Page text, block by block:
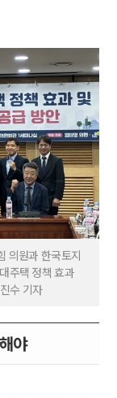
의원과 한국토지
주택 정책 효과
수 기자
야